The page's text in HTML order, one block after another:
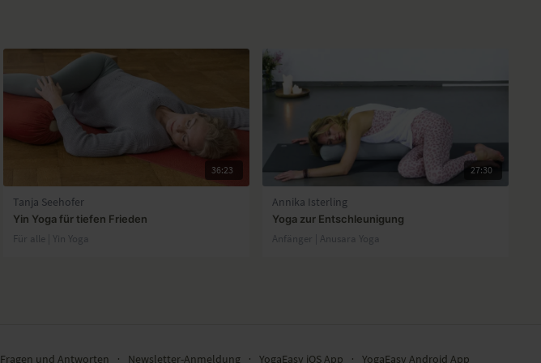
36:23
Tanja Seehofer
Yin Yoga für tiefen Frieden
Für alle | Yin Yoga
27:30
Annika Isterling
Yoga zur Entschleunigung
Anfänger | Anusara Yoga
Fragen und Antworten ∙ Newsletter-Anmeldung ∙ YogaEasy iOS App ∙ YogaEasy Android App